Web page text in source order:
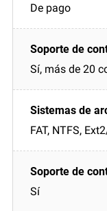
De pago
Sí, más de 20
FAT, NTFS,
Sí